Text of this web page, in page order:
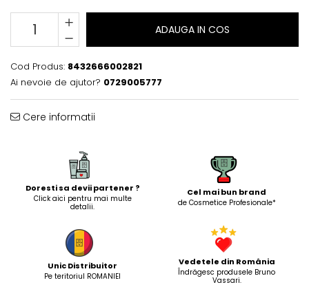
ADAUGA IN COS
Cod Produs: 8432666002821
Ai nevoie de ajutor? 0729005777
Cere informatii
Doresti sa devii partener ?
Click aici pentru mai multe
detalii.
Cel mai bun brand
de Cosmetice Profesionale*
Unic Distribuitor
Pe teritoriul ROMANIEI
Vedetele din România
Îndrăgesc produsele Bruno
Vassari.